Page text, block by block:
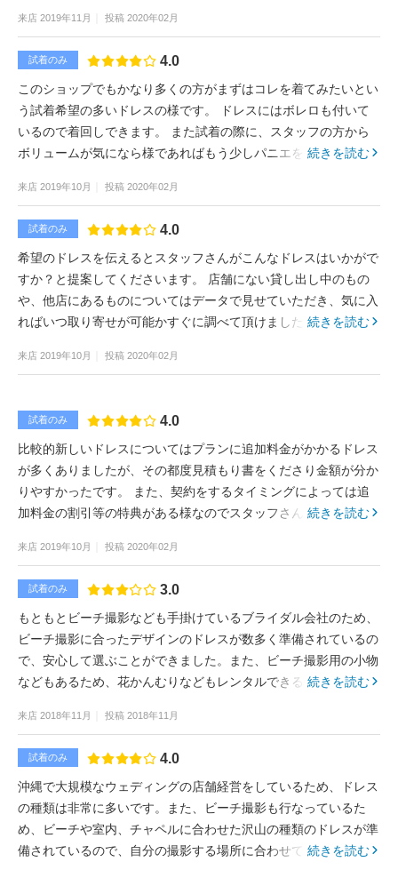
来店 2019年11月 投稿 2020年02月
試着のみ 4.0
このショップでもかなり多くの方がまずはコレを着てみたいとい
う試着希望の多いドレスの様です。 ドレスにはボレロも付いて
いるので着回しできます。 また試着の際に、スタッフの方から
ボリュームが気になら様であればもう少しパニエを小さくする事
続きを読む
来店 2019年10月 投稿 2020年02月
試着のみ 4.0
希望のドレスを伝えるとスタッフさんがこんなドレスはいかがで
すか？と提案してくださいます。 店舗にない貸し出し中のもの
や、他店にあるものについてはデータで見せていただき、気に入
ればいつ取り寄せが可能かすぐに調べて頂けました。続きを読む
来店 2019年10月 投稿 2020年02月
試着のみ 4.0
比較的新しいドレスについてはプランに追加料金がかかるドレス
が多くありましたが、その都度見積もり書をくださり金額が分か
りやすかったです。 また、契約をするタイミングによっては追
加料金の割引等の特典がある様なのでスタッフさんによく相談さ
続きを読む
来店 2019年10月 投稿 2020年02月
試着のみ 3.0
もともとビーチ撮影なども手掛けているブライダル会社のため、
ビーチ撮影に合ったデザインのドレスが数多く準備されているの
で、安心して選ぶことができました。また、ビーチ撮影用の小物
などもあるため、花かんむりなどもレンタルできるので、良かっ
続きを読む
来店 2018年11月 投稿 2018年11月
試着のみ 4.0
沖縄で大規模なウェディングの店舗経営をしているため、ドレス
の種類は非常に多いです。また、ビーチ撮影も行なっているた
め、ビーチや室内、チャペルに合わせた沢山の種類のドレスが準
備されているので、自分の撮影する場所に合わせて選ぶことがで
続きを読む